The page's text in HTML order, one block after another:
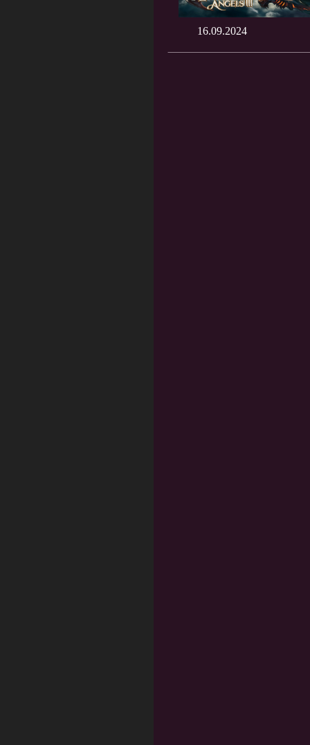
16.09.2024